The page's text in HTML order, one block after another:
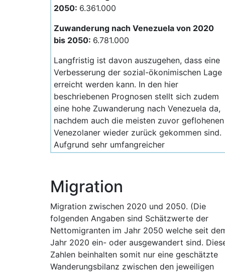
2050: 6.361.000
Zuwanderung nach Venezuela von 2020
bis 2050: 6.781.000
Langfristig ist davon auszugehen, dass eine
Verbesserung der sozial-ökonimischen Lage
erreicht werden kann. In den hier
beschriebenen Prognosen stellt sich zudem
eine hohe Zuwanderung nach Venezuela da,
nachdem auch die meisten zuvor geflohenen
Venezolaner wieder zurück gekommen sind.
Aufgrund sehr umfangreicher
sowie ein tropisches Klima kann in
langfristiger Aussicht mit einer starken
internationalen Zuwanderung gerechnet
werden. Diese steile These beschreibt für die
langfristige Zukunft das reine Gegenteil der
demografischen Entwicklung Venezuelas in
der aktuellen Zeit.
Migration
Migration zwischen 2020 und 2050. (Die
folgenden Angaben sind Schätzwerte der
Nettomigranten im Jahr 2050 welche seit
Jahr 2020 ein- oder ausgewandert sind.
Zahlen beinhalten somit nur eine geschätzte
Wanderungsbilanz zwischen den jeweiligen